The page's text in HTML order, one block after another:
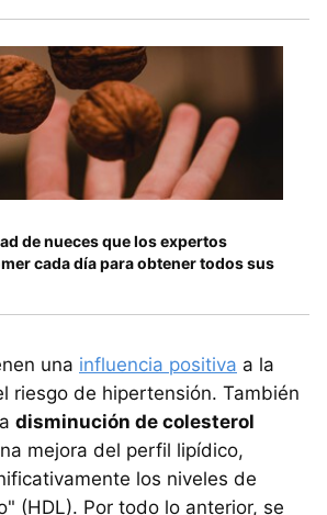
de nueces que los expertos
cada día para obtener todos sus
una influencia positiva a la
riesgo de hipertensión. También
disminución de colesterol
mejora del perfil lipídico,
los niveles de
(HDL). Por todo lo anterior, se